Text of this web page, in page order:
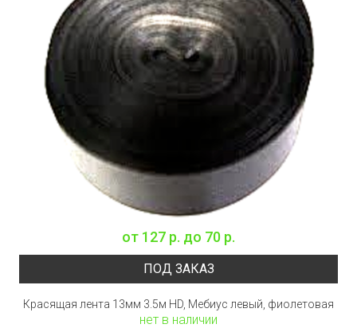
от 127 р. до 70 р.
ПОД ЗАКАЗ
Красящая лента 13мм 3.5м HD, Мебиус левый, фиолетовая
нет в наличии